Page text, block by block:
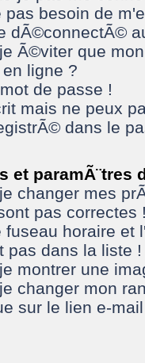
pas besoin de
dÃ©connectÃ©
Ã©viter que
ligne ?
de passe !
mais ne peux
dans le
et paramÃ¨tres
changer mes
pas correctes
horaire et
pas dans la liste !
montrer une
changer mon
sur le lien e-